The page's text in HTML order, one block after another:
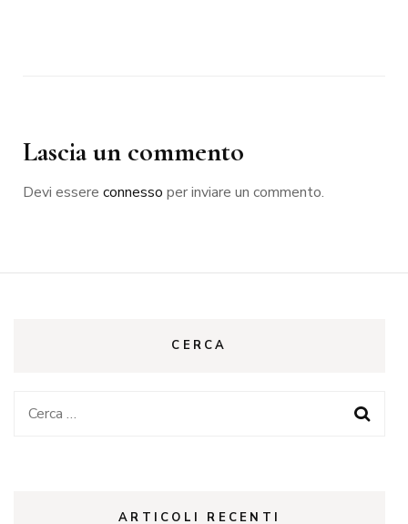
Lascia un commento
Devi essere connesso per inviare un commento.
CERCA
Ricerca
ARTICOLI RECENTI